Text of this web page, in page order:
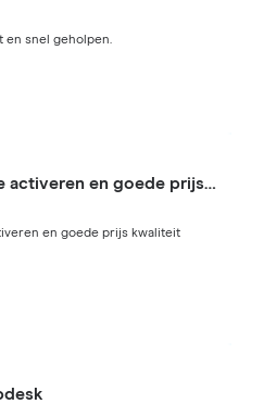
en snel geholpen.
activeren en goede prijs…
en goede prijs kwaliteit